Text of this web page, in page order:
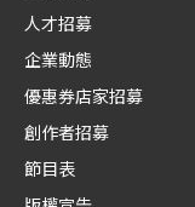
人才招募
企業動態
優惠券店家招募
創作者招募
節目表